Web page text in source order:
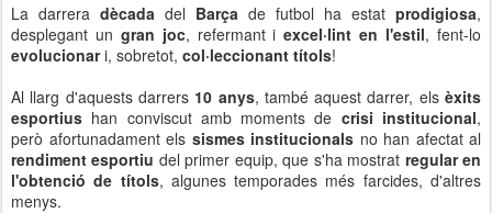
La darrera dècada del Barça de futbol ha estat prodigiosa,
desplegant un gran joc, refermant iexcel·lint en l'estil, fent-lo
evolucionari, sobretot, col·leccionant títols!
Al llarg d'aquests darrers 10 anys, també aquest darrer, elsèxits
esportius han conviscut amb moments de crisi institucional,
però afortunadament els sismes institucionals no han afectat al
rendiment esportiu del primer equip, que s'ha mostrat regular en
l'obtenció de títols, algunes temporades més farcides, d'altres
menys.